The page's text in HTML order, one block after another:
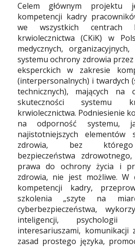
Celem głównym projektu
kompetencji kadry
we wszystkich centrach
krwiolecznictwa (CKiK) w
medycznych, organizacyjnych,
systemu ochrony zdrowia
eksperckich w zakresie
(interpersonalnych) i twardych
technicznych), mających na
skuteczności systemu
krwiolecznictwa. Podniesienie
na odporność systemu,
najistotniejszych elementów
zdrowia, bez którego
bezpieczeństwa
prawa do ochrony życia i
zdrowia, nie jest możliwe. W
kompetencji kadry,
szkolenia „szyte na
cyberbezpieczeństwa,
inteligencji,
interesariuszami, komunikacji
zasad prostego języka,